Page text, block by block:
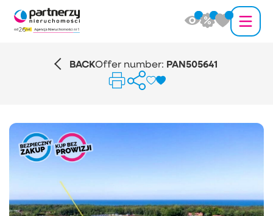
BACKOffer number: PAN505641